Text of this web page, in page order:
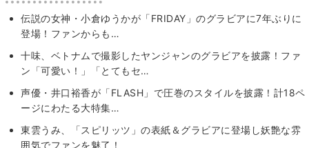
伝説の女神・小倉ゆうかが「FRIDAY」のグラビアに7年ぶりに
登場！ファンからも…
十味、ベトナムで撮影したヤンジャンのグラビアを披露！ファ
ン「可愛い！」「とてもセ…
声優・井口裕香が「FLASH」で圧巻のスタイルを披露！計18ペ
ージにわたる大特集…
東雲うみ、「スピリッツ」の表紙＆グラビアに登場し妖艶な雰
囲気でファンを魅了！